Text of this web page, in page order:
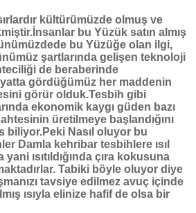
kültürümüzde olmuş ve
bu Yüzük satın almış
bu Yüzüğe olan ilgi,
şartlarında gelişen teknoloji
de beraberinde
gördüğümüz her maddenin
görür olduk.Tesbih gibi
ekonomik kaygı güden bazı
üretilmeye başlandığını
biliyor.Peki Nasıl oluyor bu
Damla kehribar tesbihlere ısıl
ısıtıldığında çıra kokusuna
Tabiki böyle oluyor diye
tavsiye edilmez avuç içinde
ısıyla elinize hafif de olsa bir